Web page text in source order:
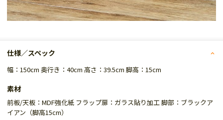
仕様／スペック
幅：150cm 奥行き：40cm 高さ：39.5cm 脚高：15cm
素材
前板/天板：MDF強化紙 フラップ扉：ガラス貼り加工 脚部：ブラックア
イアン（脚高15cm）